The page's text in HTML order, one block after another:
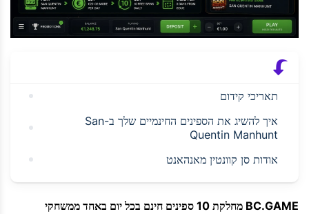
תאריכי קידום
איך להשיג את הספינים החינמיים שלך ב-San
Quentin Manhunt
אודות סן קוונטין מאנהאנט
BC.GAME מחלקת 10 ספינים חינם בכל יום באחד ממשחקי